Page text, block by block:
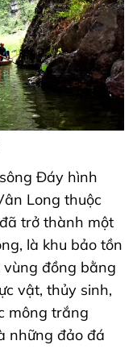
Đáy hình
Long thuộc
trở thành một
là khu bảo tồn
đồng bằng
vật, thủy sinh,
mông trắng
những đảo đá